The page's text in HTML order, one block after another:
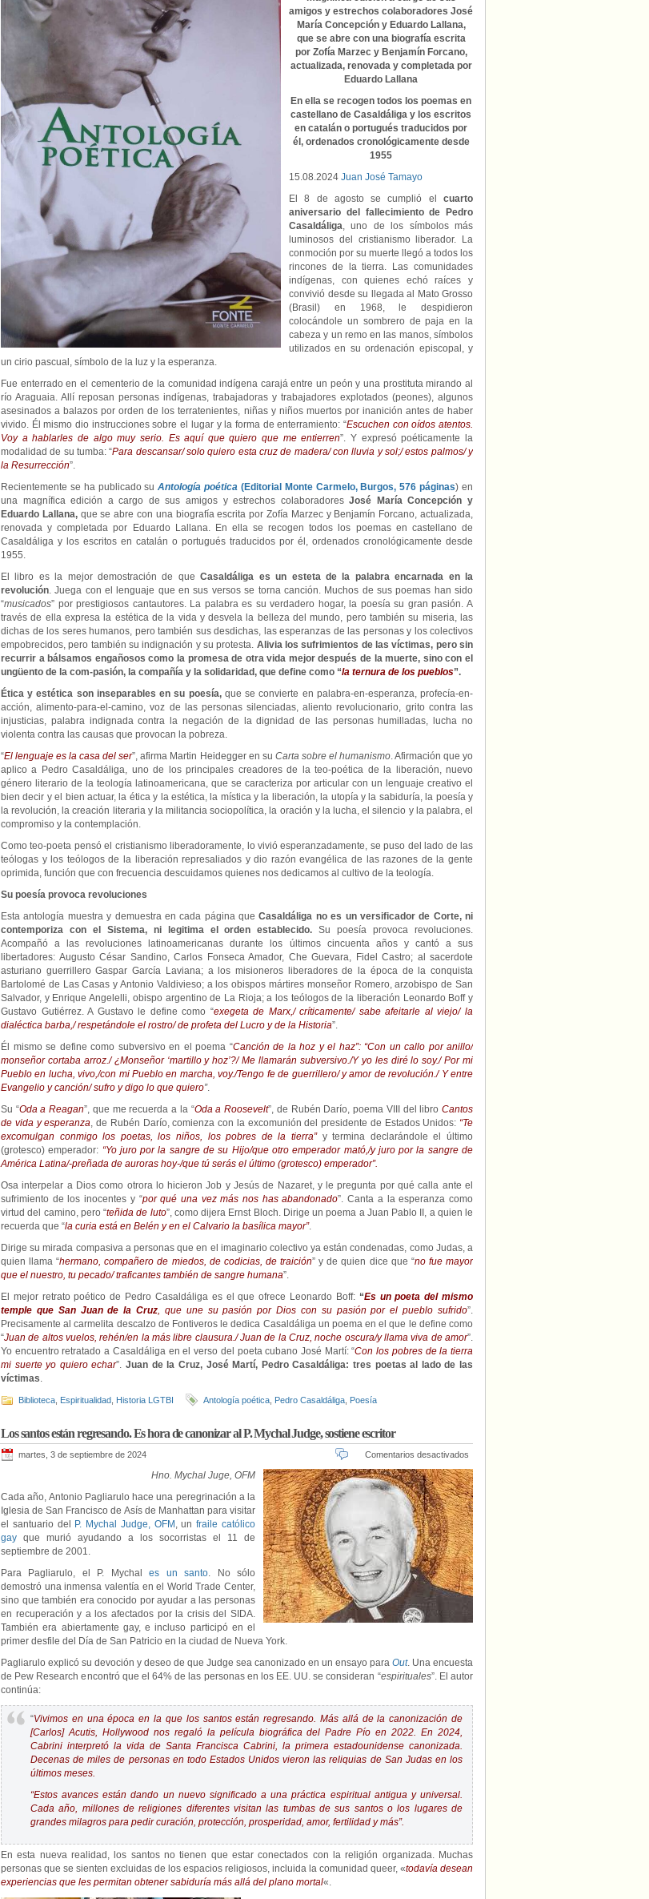
amigos y estrechos colaboradores José
María Concepción y Eduardo Lallana,
que se abre con una biografía escrita
por Zofía Marzec y Benjamín Forcano,
actualizada, renovada y completada por
Eduardo Lallana
En ella se recogen todos los poemas en
castellano de Casaldáliga y los escritos
en catalán o portugués traducidos por
él, ordenados cronológicamente desde
1955
15.08.2024 Juan José Tamayo
El 8 de agosto se cumplió el cuarto
aniversario del fallecimiento de Pedro
Casaldáliga, uno de los símbolos más
luminosos del cristianismo liberador. La
conmoción por su muerte llegó a todos los
rincones de la tierra. Las comunidades
indígenas, con quienes echó raíces y
convivió desde su llegada al Mato Grosso
(Brasil) en 1968, le despidieron
colocándole un sombrero de paja en la
cabeza y un remo en las manos, símbolos
utilizados en su ordenación episcopal, y
un cirio pascual, símbolo de la luz y la esperanza.
Fue enterrado en el cementerio de la comunidad indígena carajá entre un peón y una prostituta mirando al
río Araguaia. Allí reposan personas indígenas, trabajadoras y trabajadores explotados (peones), algunos
asesinados a balazos por orden de los terratenientes, niñas y niños muertos por inanición antes de haber
vivido. Él mismo dio instrucciones sobre el lugar y la forma de enterramiento: “Escuchen con oídos atentos.
Voy a hablarles de algo muy serio. Es aquí que quiero que me entierren”. Y expresó poéticamente la
modalidad de su tumba: “Para descansar/ solo quiero esta cruz de madera/ con lluvia y sol;/ estos palmos/ y
la Resurrección”.
Recientemente se ha publicado suAntología poética (Editorial Monte Carmelo, Burgos, 576 páginas) en
una magnífica edición a cargo de sus amigos y estrechos colaboradoresJosé María Concepción y
Eduardo Lallana,que se abre con una biografía escrita por Zofía Marzec y Benjamín Forcano, actualizada,
renovada y completada por Eduardo Lallana. En ella se recogen todos los poemas en castellano de
Casaldáliga y los escritos en catalán o portugués traducidos por él, ordenados cronológicamente desde
1955.
El libro es la mejor demostración de queCasaldáliga es un esteta de la palabra encarnada en la
revolución. Juega con el lenguaje que en sus versos se torna canción. Muchos de sus poemas han sido
“musicados” por prestigiosos cantautores. La palabra es su verdadero hogar, la poesía su gran pasión. A
través de ella expresa la estética de la vida y desvela la belleza del mundo, pero también su miseria, las
dichas de los seres humanos, pero también sus desdichas, las esperanzas de las personas y los colectivos
empobrecidos, pero también su indignación y su protesta. Alivia los sufrimientos de las víctimas, pero sin
recurrir a bálsamos engañosos como la promesa de otra vida mejor después de la muerte, sino con el
ungüento de la com-pasión, la compañía y la solidaridad, que define como “la ternura de los pueblos”.
Ética y estética son inseparables en su poesía,que se convierte en palabra-en-esperanza, profecía-en-
acción, alimento-para-el-camino, voz de las personas silenciadas, aliento revolucionario, grito contra las
injusticias, palabra indignada contra la negación de la dignidad de las personas humilladas, lucha no
violenta contra las causas que provocan la pobreza.
“El lenguaje es la casa del ser”, afirma Martin Heidegger en su Carta sobre el humanismo. Afirmación que yo
aplico a Pedro Casaldáliga, uno de los principales creadores de la teo-poética de la liberación, nuevo
género literario de la teología latinoamericana, que se caracteriza por articular con un lenguaje creativo el
bien decir y el bien actuar, la ética y la estética, la mística y la liberación, la utopía y la sabiduría, la poesía y
la revolución, la creación literaria y la militancia sociopolítica, la oración y la lucha, el silencio y la palabra, el
compromiso y la contemplación.
Como teo-poeta pensó el cristianismo liberadoramente, lo vivió esperanzadamente, se puso del lado de las
teólogas y los teólogos de la liberación represaliados y dio razón evangélica de las razones de la gente
oprimida, función que con frecuencia descuidamos quienes nos dedicamos al cultivo de la teología.
Su poesía provoca revoluciones
Esta antología muestra y demuestra en cada página queCasaldáliga no es un versificador de Corte, ni
contemporiza con el Sistema, ni legitima el orden establecido. Su poesía provoca revoluciones.
Acompañó a las revoluciones latinoamericanas durante los últimos cincuenta años y cantó a sus
libertadores: Augusto César Sandino, Carlos Fonseca Amador, Che Guevara, Fidel Castro; al sacerdote
asturiano guerrillero Gaspar García Laviana; a los misioneros liberadores de la época de la conquista
Bartolomé de Las Casas y Antonio Valdivieso; a los obispos mártires monseñor Romero, arzobispo de San
Salvador, y Enrique Angelelli, obispo argentino de La Rioja; a los teólogos de la liberación Leonardo Boff y
Gustavo Gutiérrez. A Gustavo le define como “exegeta de Marx,/ críticamente/ sabe afeitarle al viejo/ la
dialéctica barba,/ respetándole el rostro/ de profeta del Lucro y de la Historia”.
Él mismo se define como subversivo en el poema “Canción de la hoz y el haz”: “Con un callo por anillo/
monseñor cortaba arroz./ ¿Monseñor ‘martillo y hoz’?/ Me llamarán subversivo./Y yo les diré lo soy./ Por mi
Pueblo en lucha, vivo,/con mi Pueblo en marcha, voy./Tengo fe de guerrillero/ y amor de revolución./ Y entre
Evangelio y canción/ sufro y digo lo que quiero”.
Su “Oda a Reagan”, que me recuerda a la “Oda a Roosevelt”, de Rubén Darío, poema VIII del libroCantos
de vida y esperanza, de Rubén Darío, comienza con la excomunión del presidente de Estados Unidos: “Te
excomulgan conmigo los poetas, los niños, los pobres de la tierra” y termina declarándole el último
(grotesco) emperador: “Yo juro por la sangre de su Hijo/que otro emperador mató,/y juro por la sangre de
América Latina/-preñada de auroras hoy-/que tú serás el último (grotesco) emperador”.
Osa interpelar a Dios como otrora lo hicieron Job y Jesús de Nazaret, y le pregunta por qué calla ante el
sufrimiento de los inocentes y “por qué una vez más nos has abandonado”. Canta a la esperanza como
virtud del camino, pero “teñida de luto”, como dijera Ernst Bloch. Dirige un poema a Juan Pablo II, a quien le
recuerda que “la curia está en Belén y en el Calvario la basílica mayor”.
Dirige su mirada compasiva a personas que en el imaginario colectivo ya están condenadas, como Judas, a
quien llama “hermano, compañero de miedos, de codicias, de traición” y de quien dice que “no fue mayor
que el nuestro, tu pecado/ traficantes también de sangre humana”.
El mejor retrato poético de Pedro Casaldáliga es el que ofrece Leonardo Boff: “Es un poeta del mismo
temple que San Juan de la Cruz, que une su pasión por Dios con su pasión por el pueblo sufrido”.
Precisamente al carmelita descalzo de Fontiveros le dedica Casaldáliga un poema en el que le define como
“Juan de altos vuelos, rehén/en la más libre clausura./ Juan de la Cruz, noche oscura/y llama viva de amor”.
Yo encuentro retratado a Casaldáliga en el verso del poeta cubano José Martí: “Con los pobres de la tierra
mi suerte yo quiero echar”.Juan de la Cruz, José Martí, Pedro Casaldáliga: tres poetas al lado de las
víctimas.
Biblioteca Espiritualidad Historia LGTBI Antología poética Pedro Casaldáliga Poesía
Los santos están regresando. Es hora de canonizar al P. Mychal Judge, sostiene escritor
martes, 3 de septiembre de 2024 Comentarios desactivados
Hno. Mychal Juge, OFM
Cada año, Antonio Pagliarulo hace una peregrinación a la
Iglesia de San Francisco de Asís de Manhattan para visitar
el santuario del
P. Mychal Judge, OFM , unfraile católico
gay que murió ayudando a los socorristas el 11 de
septiembre de 2001.
Para Pagliarulo, el P. Mychales un santo. No sólo
demostró una inmensa valentía en el World Trade Center,
sino que también era conocido por ayudar a las personas
en recuperación y a los afectados por la crisis del SIDA.
También era abiertamente gay, e incluso participó en el
primer desfile del Día de San Patricio en la ciudad de Nueva York.
Pagliarulo explicó su devoción y deseo de que Judge sea canonizado en un ensayo para Out. Una encuesta
de Pew Research encontró que el 64% de las personas en los EE. UU. se consideran “espirituales”. El autor
continúa:
“Vivimos en una época en la que los santos están regresando. Más allá de la canonización de
[Carlos] Acutis, Hollywood nos regaló la película biográfica del Padre Pío en 2022. En 2024,
Cabrini interpretó la vida de Santa Francisca Cabrini, la primera estadounidense canonizada.
Decenas de miles de personas en todo Estados Unidos vieron las reliquias de San Judas en los
últimos meses.
“Estos avances están dando un nuevo significado a una práctica espiritual antigua y universal.
Cada año, millones de religiones diferentes visitan las tumbas de sus santos o los lugares de
grandes milagros para pedir curación, protección, prosperidad, amor, fertilidad y más”.
En esta nueva realidad, los santos no tienen que estar conectados con la religión organizada. Muchas
personas que se sienten excluidas de los espacios religiosos, incluida la comunidad queer, «todavía desean
experiencias que les permitan obtener sabiduría más allá del plano mortal«.